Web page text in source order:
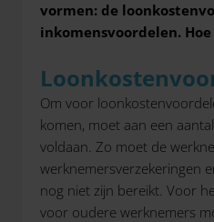
vormen: de
inkomensvoordelen.
Om voor
komen, moet aan een
voldaan. Zo moet de
werknemersverzekeringen
nog niet zijn bereikt. Voor
voor oudere werknemers